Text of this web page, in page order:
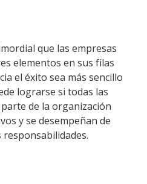
que las empresas
elementos en sus filas
el éxito sea más sencillo
lograrse si todas las
de la organización
y se desempeñan de